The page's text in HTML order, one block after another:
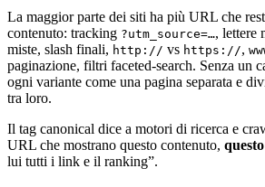
La maggior parte dei siti ha più URL che
contenuto: tracking ?utm_source=…, lettere
miste, slash finali, http:// vs https://,
paginazione, filtri faceted-search. Senza un
ogni variante come una pagina separata e
tra loro.
Il tag canonical dice a motori di ricerca e
URL che mostrano questo contenuto, questo
lui tutti i link e il ranking”.